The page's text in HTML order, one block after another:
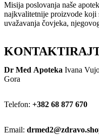
Misija poslovanja naše
najkvalitetnije proizvode koji
uvažavanja čovjeka,
Dr Med Apoteka Ivana
Gora
Telefon: +382 68 877 670
Email: